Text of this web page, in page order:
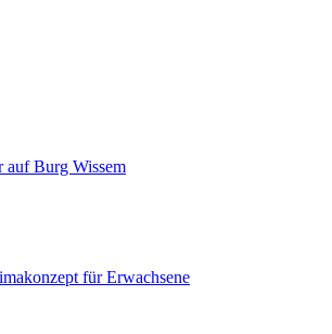
auf Burg Wissem
für Erwachsene